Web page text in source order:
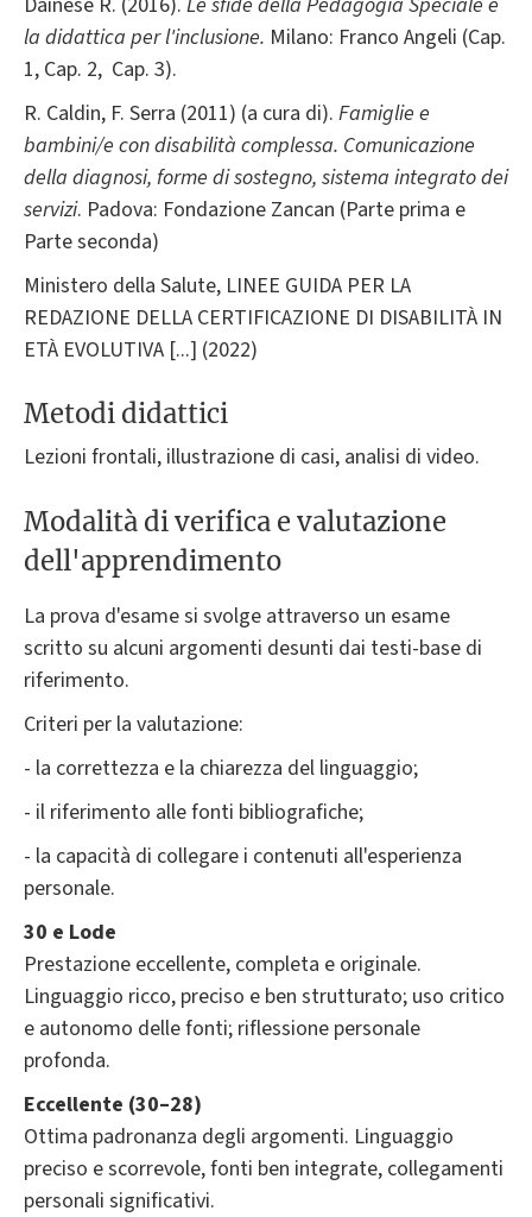
la didattica per l'inclusione. Milano: Franco Angeli (Cap.
1, Cap. 2, Cap. 3).
R. Caldin, F. Serra (2011) (a cura di). Famiglie e
bambini/e con disabilità complessa. Comunicazione
della diagnosi, forme di sostegno, sistema integrato dei
servizi. Padova: Fondazione Zancan (Parte prima e
Parte seconda)
Ministero della Salute, LINEE GUIDA PER LA
REDAZIONE DELLA CERTIFICAZIONE DI DISABILITÀ IN
ETÀ EVOLUTIVA [...] (2022)
Metodi didattici
Lezioni frontali, illustrazione di casi, analisi di video.
Modalità di verifica e valutazione
dell'apprendimento
La prova d'esame si svolge attraverso un esame
scritto su alcuni argomenti desunti dai testi-base di
riferimento.
Criteri per la valutazione:
- la correttezza e la chiarezza del linguaggio;
- il riferimento alle fonti bibliografiche;
- la capacità di collegare i contenuti all'esperienza
personale.
30 e Lode
Prestazione eccellente, completa e originale.
Linguaggio ricco, preciso e ben strutturato; uso critico
e autonomo delle fonti; riflessione personale
profonda.
Eccellente (30–28)
Ottima padronanza degli argomenti. Linguaggio
preciso e scorrevole, fonti ben integrate, collegamenti
personali significativi.